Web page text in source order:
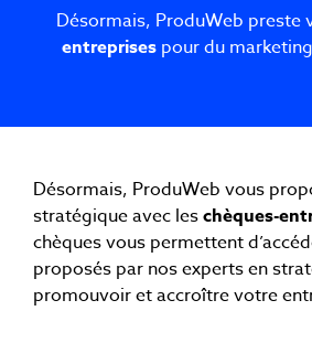
Désormais, ProduWeb preste
entreprisespour du
Désormais, ProduWeb vous
stratégique avec leschèques-
chèques vous permettent
proposés par nos experts en
promouvoir et accroître votre